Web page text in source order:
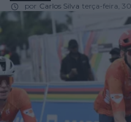
por Carlos Silva terça-feira,